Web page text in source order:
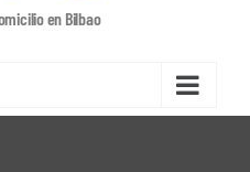
en Bilbao